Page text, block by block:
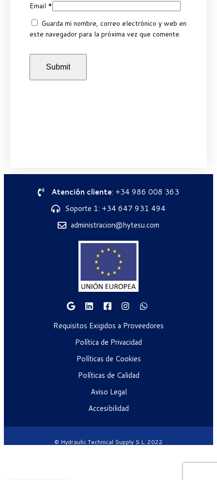
Email *
Guarda mi nombre, correo electrónico y web en
este navegador para la próxima vez que comente.
Atención cliente: +34 986 008 363
Soporte 1: +34 647 931 494
administracion@hytesu.com
Requisitos Exigidos a Proveedores
Política de Privacidad
Políticas de Cookies
Políticas de Calidad
Aviso Legal
Accesibilidad
© Hydraulic Technical Supply S.L. 2022